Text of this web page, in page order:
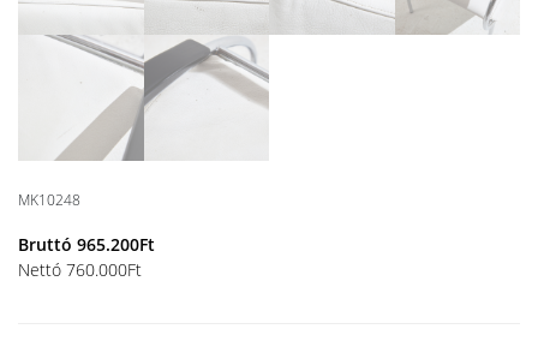
MK10248
Bruttó 965.200Ft
Nettó 760.000Ft